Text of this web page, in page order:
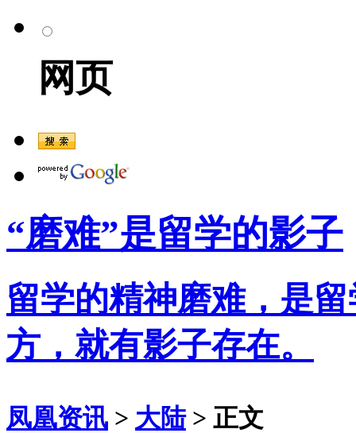
网页
“磨难”是留学的影子
留学的精神磨难，是
方，就有影子存在。
凤凰资讯 > 大陆> 正文